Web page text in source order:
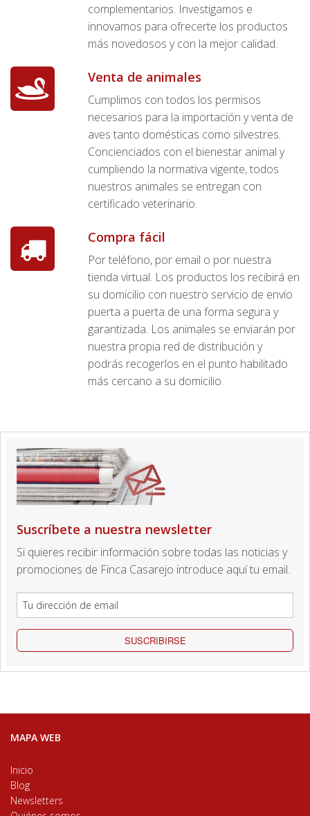
complementarios. Investigamos e
innovamos para ofrecerte los productos
más novedosos y con la mejor calidad.
Venta de animales
Cumplimos con todos los permisos
necesarios para la importación y venta de
aves tanto domésticas como silvestres.
Concienciados con el bienestar animal y
cumpliendo la normativa vigente, todos
nuestros animales se entregan con
certificado veterinario.
Compra fácil
Por teléfono, por email o por nuestra
tienda virtual. Los productos los recibirá en
su domicilio con nuestro servicio de envío
puerta a puerta de una forma segura y
garantizada. Los animales se enviarán por
nuestra propia red de distribución y
podrás recogerlos en el punto habilitado
más cercano a su domicilio.
Suscríbete a nuestra newsletter
Si quieres recibir información sobre todas las noticias y
promociones de Finca Casarejo introduce aquí tu email.
SUSCRIBIRSE
MAPA WEB
Inicio
Blog
Newsletters